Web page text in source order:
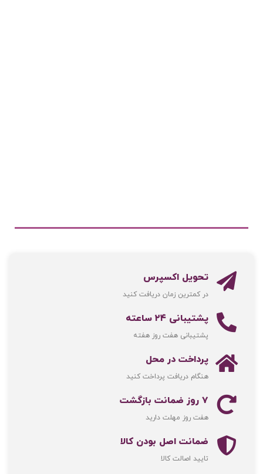
تحویل اکسپرس
در کمترین زمان دریافت کنید
پشتیبانی ۲۴ ساعته
پشتیبانی هفت روز هفته
پرداخت در محل
هنگام دریافت پرداخت کنید
۷ روز ضمانت بازگشت
هفت روز مهلت دارید
ضمانت اصل‌ بودن کالا
تایید اصالت کالا